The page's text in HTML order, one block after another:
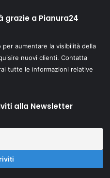
grazie a Pianura24
aumentare la visibilità della
nuovi clienti. Contatta
tutte le informazioni relative
alla Newsletter